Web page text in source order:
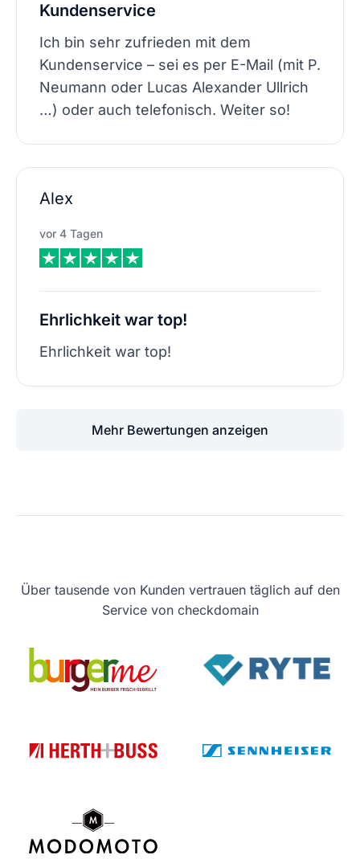
Kundenservice
Ich bin sehr zufrieden mit dem
Kundenservice – sei es per E-Mail (mit P.
Neumann oder Lucas Alexander Ullrich
…) oder auch telefonisch. Weiter so!
Alex
vor 4 Tagen
Ehrlichkeit war top!
Ehrlichkeit war top!
Mehr Bewertungen anzeigen
Über tausende von Kunden vertrauen täglich auf den
Service von checkdomain